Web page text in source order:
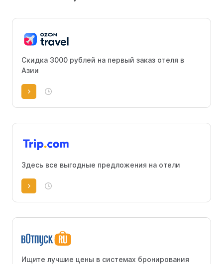
Скидка 3000 рублей на первый заказ отеля в
Азии
Здесь все выгодные предложения на отели
Ищите лучшие цены в системах бронирования